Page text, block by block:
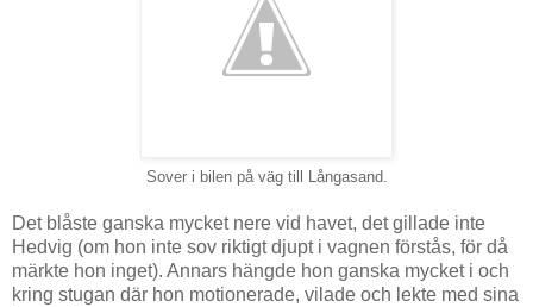
Sover i bilen på väg till Långasand.
Det blåste ganska mycket nere vid havet, det gillade inte
Hedvig (om hon inte sov riktigt djupt i vagnen förstås, för då
märkte hon inget). Annars hängde hon ganska mycket i och
kring stugan där hon motionerade, vilade och lekte med sina